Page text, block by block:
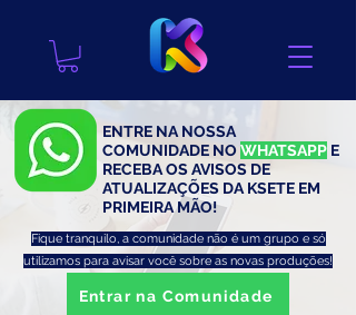
ENTRE NA NOSSA
COMUNIDADE NOWHATSAPP E
RECEBA OS AVISOS DE
ATUALIZAÇÕES DA KSETE EM
PRIMEIRA MÃO!
Fique tranquilo, a comunidade não é um grupo e só
utilizamos para avisar você sobre as novas produções!
Entrar na Comunidade